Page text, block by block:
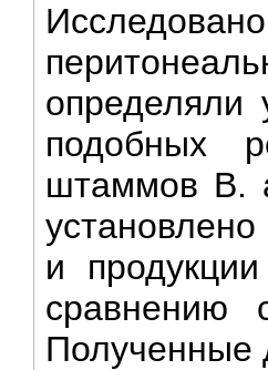
определяли
подобных
штаммов В.
и
Полученные